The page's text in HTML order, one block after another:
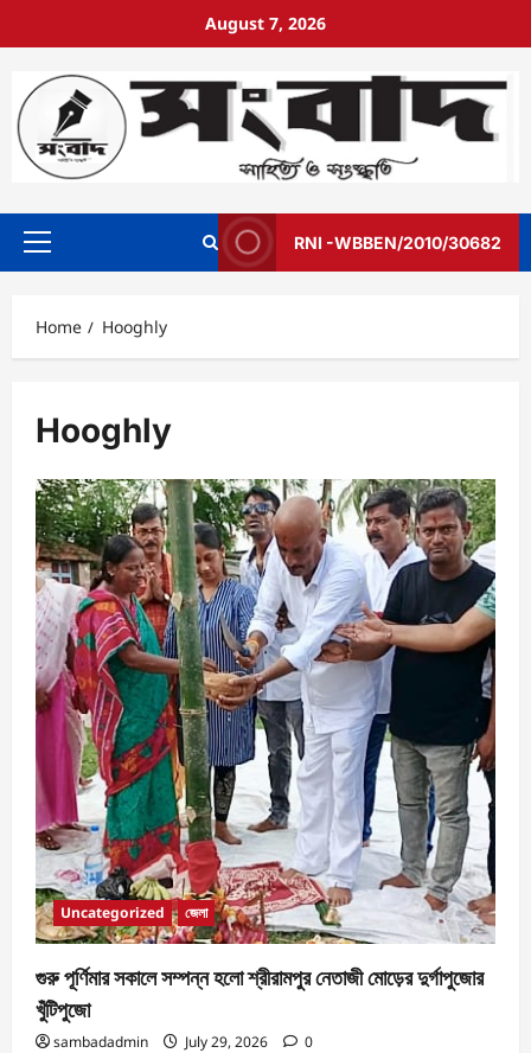
August 7, 2026
RNI -WBBEN/2010/30682
Home Hooghly
Hooghly
Uncategorized জেলা
গুরু পূর্ণিমার সকালে সম্পন্ন হলো শ্রীরামপুর নেতাজী মোড়ের দুর্গাপুজোর
খুঁটিপুজো
sambadadmin July 29, 2026 0